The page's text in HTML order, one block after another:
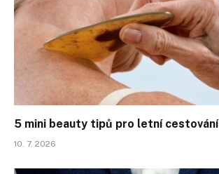
5 mini beauty tipů pro letní cestování
10. 7. 2026